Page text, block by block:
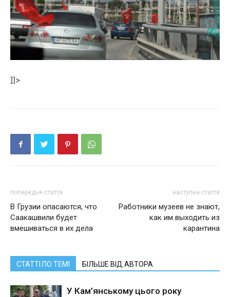
]]>
попередня стаття
В Грузии опасаются, что
Саакашвили будет
вмешиваться в их дела
наступна стаття
Работники музеев не знают,
как им выходить из
карантина
СТАТТІ ПО ТЕМІ БІЛЬШЕ ВІД АВТОРА
У Кам’янському цього року